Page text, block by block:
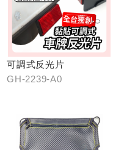
可調式反光片
GH-2239-A0